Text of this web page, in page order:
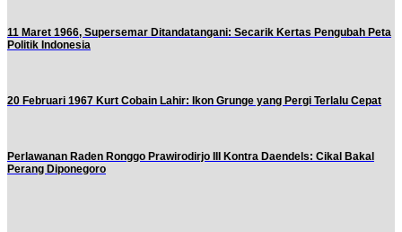
11 Maret 1966, Supersemar Ditandatangani: Secarik Kertas Pengubah Peta
Politik Indonesia
20 Februari 1967 Kurt Cobain Lahir: Ikon Grunge yang Pergi Terlalu Cepat
Perlawanan Raden Ronggo Prawirodirjo III Kontra Daendels: Cikal Bakal
Perang Diponegoro